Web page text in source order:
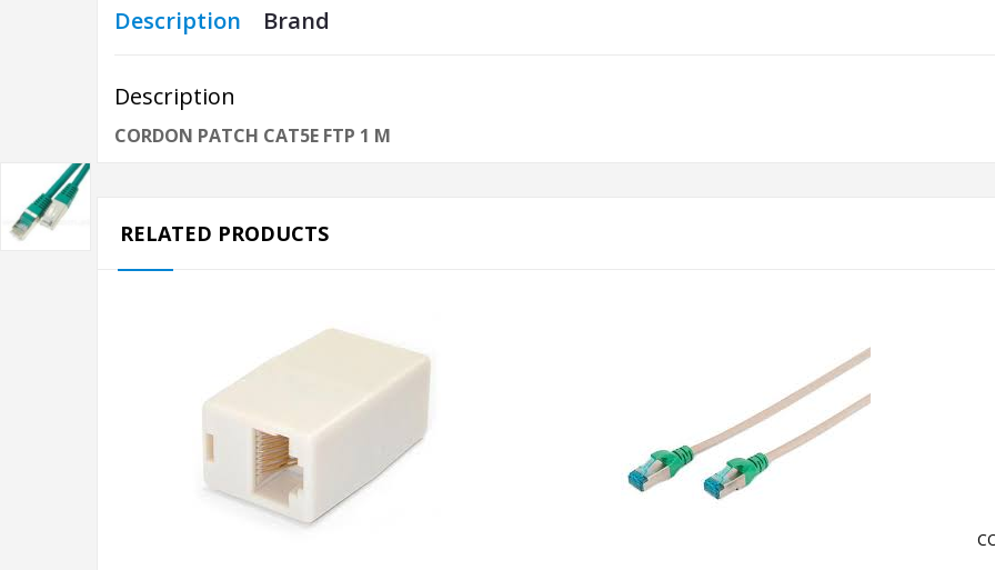
Description Brand
Description
CORDON PATCH CAT5E FTP 1 M
RELATED PRODUCTS
AJOUTER AU PANIER
COUPLEUR RJ45 CAT5E
F/F
COUPLEUR RJ45 CAT5E F/F
AJOUTER AU PANIER
CORDON RJ45 CAT5E
FTP 5M CROISE